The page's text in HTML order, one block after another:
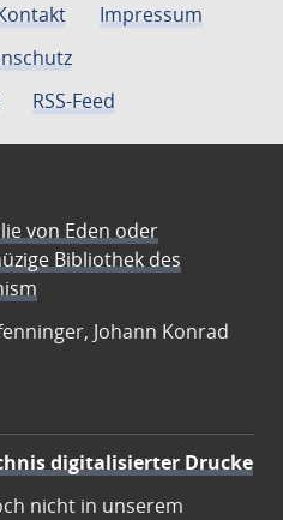
Impressum
RSS-Feed
von Eden oder
Bibliothek des
Johann Konrad
digitalisierter Drucke
nicht in unserem